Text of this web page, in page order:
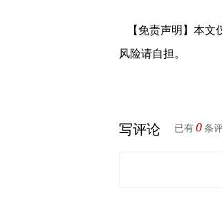
【免责声明】本文
风险请自担。
写评论 已有 0 条